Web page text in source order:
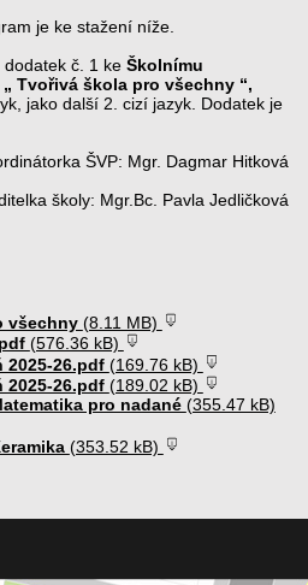
je ke stažení níže.
č. 1 ke Školnímu
Tvořivá škola pro všechny “,
jako další 2. cizí jazyk. Dodatek je
ŠVP: Mgr. Dagmar Hitková
Mgr.Bc. Pavla Jedličková
všechny (8.11 MB)
(576.36 kB)
2025-26.pdf (169.76 kB)
2025-26.pdf (189.02 kB)
pro nadané (355.47 kB)
(353.52 kB)